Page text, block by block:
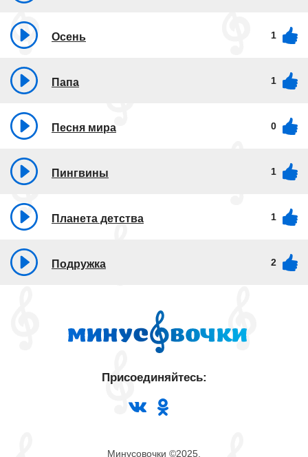
Осень 1
Папа 1
Песня мира 0
Пингвины 1
Планета детства 1
Подружка 2
Минусовочки ©2025.
Присоединяйтесь: